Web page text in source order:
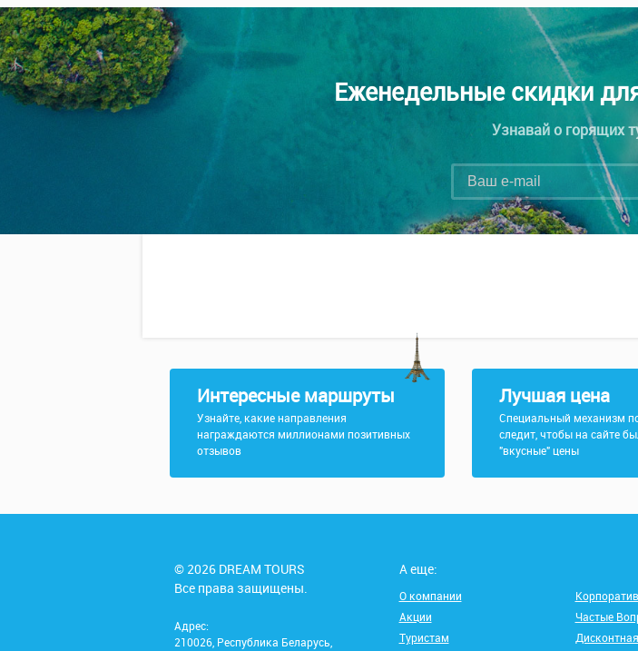
Еженедельные скидки
Узнавай о горящих
Интересные маршруты
Узнайте, какие направления
награждаются миллионами позитивных
отзывов
Лучшая цена
Специальный механизм
следит, чтобы на сайте
"вкусные" цены
© 2026 DREAM TOURS
Все права защищены.
Адрес:
210026, Республика Беларусь,
А еще:
О компании
Акции
Туристам
Частые